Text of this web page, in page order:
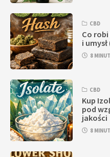
CBD
Co robi
i
8
CBD
Kup
pod
jakości
8